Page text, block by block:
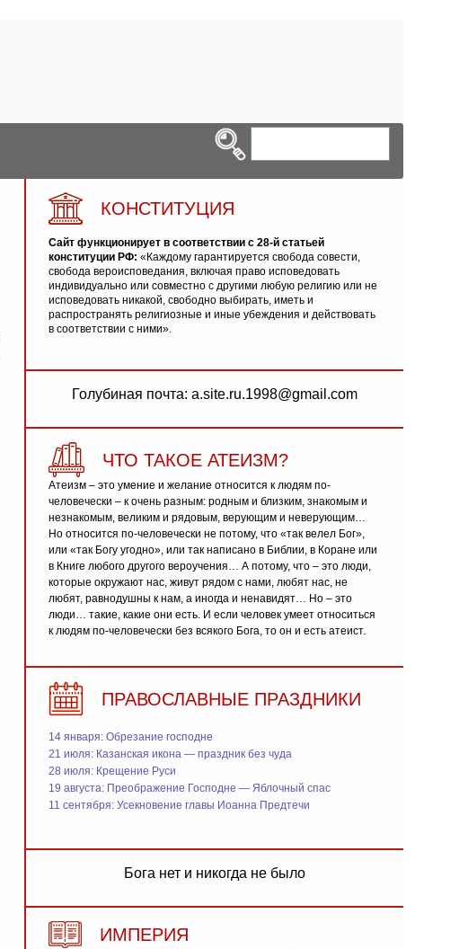
КОНСТИТУЦИЯ
Сайт функционирует в соответствии с 28-й статьей
конституции РФ: «Каждому гарантируется свобода совести,
свобода вероисповедания, включая право исповедовать
индивидуально или совместно с другими любую религию или не
исповедовать никакой, свободно выбирать, иметь и
распространять религиозные и иные убеждения и действовать
в соответствии с ними».
Голубиная почта: a.site.ru.1998@gmail.com
ЧТО ТАКОЕ АТЕИЗМ?
Атеизм – это умение и желание относится к людям по-
человечески – к очень разным: родным и близким, знакомым и
незнакомым, великим и рядовым, верующим и неверующим…
Но относится по-человечески не потому, что «так велел Бог»,
или «так Богу угодно», или так написано в Библии, в Коране или
в Книге любого другого вероучения… А потому, что – это люди,
которые окружают нас, живут рядом с нами, любят нас, не
любят, равнодушны к нам, а иногда и ненавидят… Но – это
люди… такие, какие они есть. И если человек умеет относиться
к людям по-человечески без всякого Бога, то он и есть атеист.
ПРАВОСЛАВНЫЕ ПРАЗДНИКИ
14 января: Обрезание господне
21 июля: Казанская икона — праздник без чуда
28 июля: Крещение Руси
19 августа: Преображение Господне — Яблочный спас
11 сентября: Усекновение главы Иоанна Предтечи
Бога нет и никогда не было
ИМПЕРИЯ